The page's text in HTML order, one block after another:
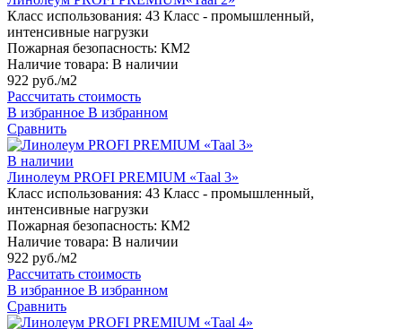
Класс использования: 43 Класс - промышленный,
интенсивные нагрузки
Пожарная безопасность: КМ2
Наличие товара: В наличии
922 руб./м2
Рассчитать стоимость
В избранное В избранном
Сравнить
В наличии
Линолеум PROFI PREMIUM «Taal 3»
Класс использования: 43 Класс - промышленный,
интенсивные нагрузки
Пожарная безопасность: КМ2
Наличие товара: В наличии
922 руб./м2
Рассчитать стоимость
В избранное В избранном
Сравнить